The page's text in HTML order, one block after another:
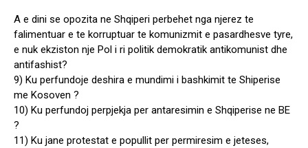
A e dini se opozita ne Shqiperi perbehet nga njerez te
falimentuar e te korruptuar te komunizmit e pasardhesve tyre,
e nuk ekziston nje Pol i ri politik demokratik antikomunist dhe
antifashist?
9) Ku perfundoje deshira e mundimi i bashkimit te Shiperise
me Kosoven ?
10) Ku perfundoj perpjekja per antaresimin e Shqiperise ne BE
?
11) Ku jane protestat e popullit per permiresim e jeteses,